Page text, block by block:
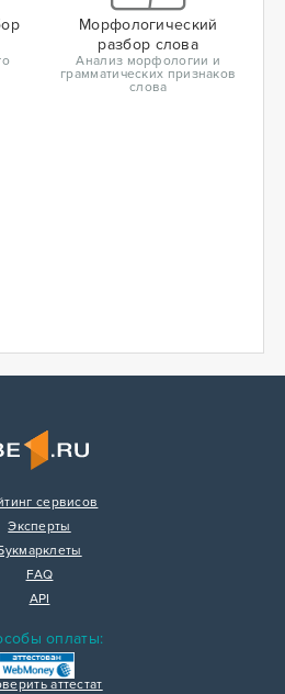
Морфологический
разбор слова
Анализ морфологии и
грамматических признаков
слова
сервисов
Эксперты
FAQ
API
оплаты:
аттестат